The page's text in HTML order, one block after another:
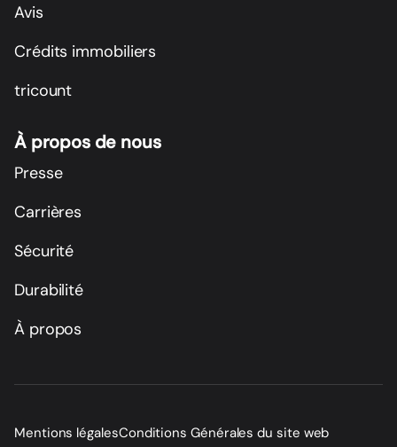
Avis
Crédits immobiliers
tricount
À propos de nous
Presse
Carrières
Sécurité
Durabilité
À propos
Mentions légalesConditions Générales du site web